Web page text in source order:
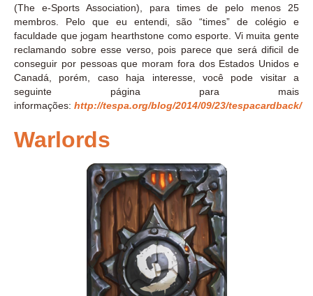
(The e-Sports Association), para times de pelo menos 25
membros. Pelo que eu entendi, são “times” de colégio e
faculdade que jogam hearthstone como esporte. Vi muita gente
reclamando sobre esse verso, pois parece que será dificil de
conseguir por pessoas que moram fora dos Estados Unidos e
Canadá, porém, caso haja interesse, você pode visitar a
seguinte página para mais
informações: http://tespa.org/blog/2014/09/23/tespacardback/
Warlords